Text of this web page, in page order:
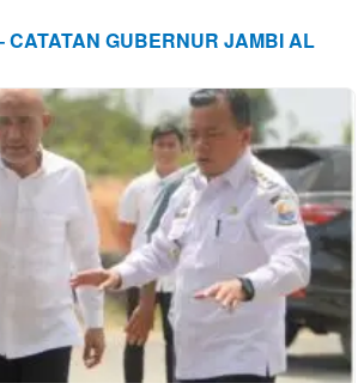
CATATAN GUBERNUR JAMBI AL